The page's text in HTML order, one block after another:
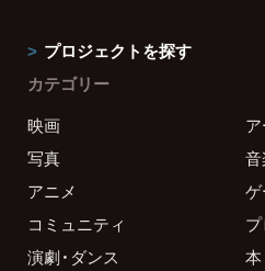
プロジェクトを探す
カテゴリー
映画
写真
アニメ
コミュニティ
演劇・ダンス
本